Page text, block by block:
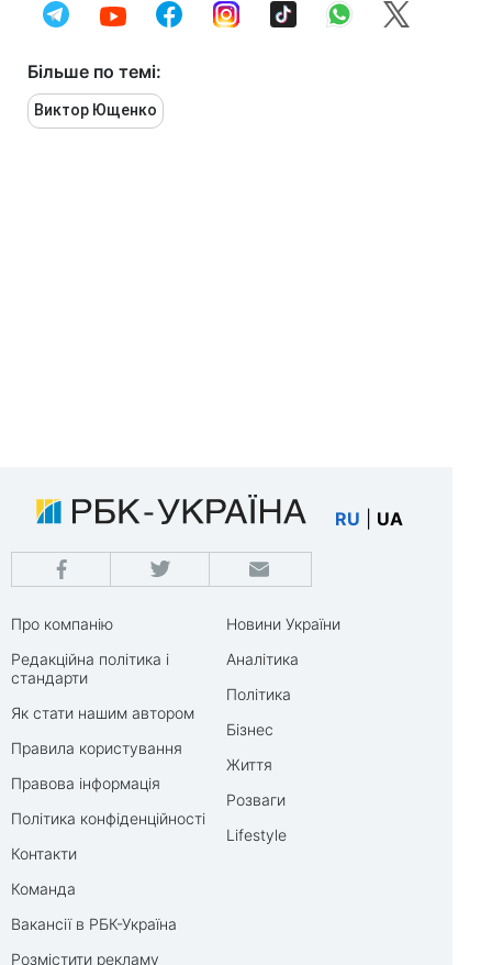
Більше по темі:
Виктор Ющенко
RU UA
Про компанію
Редакційна політика і
стандарти
Як стати нашим автором
Правила користування
Правова інформація
Політика конфіденційності
Контакти
Команда
Вакансії в РБК-Україна
Розмістити рекламу
Новини України
Аналітика
Політика
Бізнес
Життя
Розваги
Lifestyle